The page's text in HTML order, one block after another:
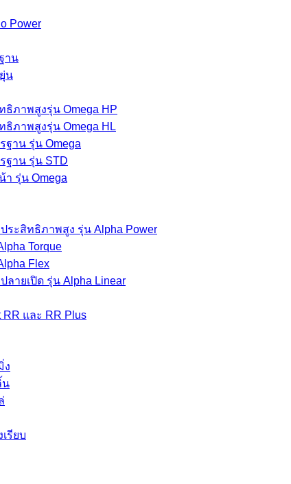
Power
าน
น
ภาพสูงรุ่น Omega HP
ภาพสูงรุ่น Omega HL
าน รุ่น Omega
ฐาน รุ่น STD
รุ่น Omega
ระสิทธิภาพสูง รุ่น Alpha Power
Torque
Flex
ายเปิด รุ่น Alpha Linear
และ RR Plus
ง
น
รียบ